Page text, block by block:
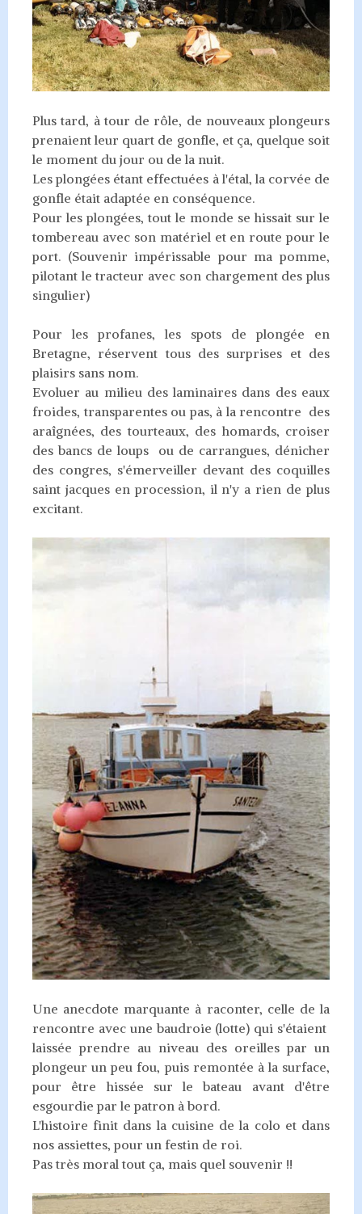
Plus tard, à tour de rôle, de nouveaux plongeurs
prenaient leur quart de gonfle, et ça, quelque soit
le moment du jour ou de la nuit.
Les plongées étant effectuées à l'étal, la corvée de
gonfle était adaptée en conséquence.
Pour les plongées, tout le monde se hissait sur le
tombereau avec son matériel et en route pour le
port. (Souvenir impérissable pour ma pomme,
pilotant le tracteur avec son chargement des plus
singulier)
Pour les profanes, les spots de plongée en
Bretagne, réservent tous des surprises et des
plaisirs sans nom.
Evoluer au milieu des laminaires dans des eaux
froides, transparentes ou pas, à la rencontre des
araîgnées, des tourteaux, des homards, croiser
des bancs de loups ou de carrangues, dénicher
des congres, s'émerveiller devant des coquilles
saint jacques en procession, il n'y a rien de plus
excitant.
Une anecdote marquante à raconter, celle de la
rencontre avec une baudroie (lotte) qui s'étaient
laissée prendre au niveau des oreilles par un
plongeur un peu fou, puis remontée à la surface,
pour être hissée sur le bateau avant d'être
esgourdie par le patron à bord.
L'histoire finit dans la cuisine de la colo et dans
nos assiettes, pour un festin de roi.
Pas très moral tout ça, mais quel souvenir !!